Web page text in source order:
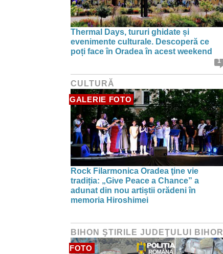
Thermal Days, tururi ghidate și
evenimente culturale. Descoperă ce
poți face în Oradea în acest weekend
1
CULTURĂ
GALERIE FOTO
Rock Filarmonica Oradea ţine vie
tradiția: „Give Peace a Chance” a
adunat din nou artiștii orădeni în
memoria Hiroshimei
BIHON ŞTIRILE JUDEŢULUI BIHOR
FOTO